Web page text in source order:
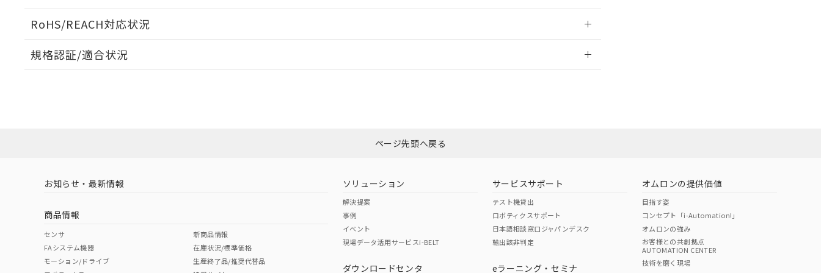
RoHS/REACH対応状況
EU RoHS 注意事項・凡例
ダウンロードはこちら
中国 RoHS 注意事項・凡例
中国 RoHS表
Pb Hg Cr(VI)
規格認証/適合状況
ページ先頭へ戻る
お知らせ・最新情報
商品情報
センサ
FAシステム機器
モーション/ドライブ
新商品情報
在庫状況/標準価格
生産終了品/推奨代替品
ソリューション
解決提案
事例
イベント
現場データ活用サービスi-BELT
ダウンロードセンタ
サービスサポート
テスト機貸出
ロボティクスサポート
日本語相談窓口ジャパンデスク
輸出該非判定
eラーニング・セミナ
オムロンの提供価値
目指す姿
コンセプト「i-Automation!」
オムロンの強み
お客様との共創拠点
AUTOMATION CENTER
技術を磨く現場